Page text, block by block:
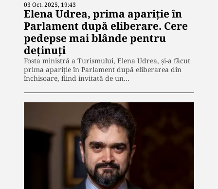
03 Oct. 2025, 19:43
Elena Udrea, prima apariție în
Parlament după eliberare. Cere
pedepse mai blânde pentru
deținuți
Fosta ministră a Turismului, Elena Udrea, și-a făcut
prima apariție în Parlament după eliberarea din
închisoare, fiind invitată de un…